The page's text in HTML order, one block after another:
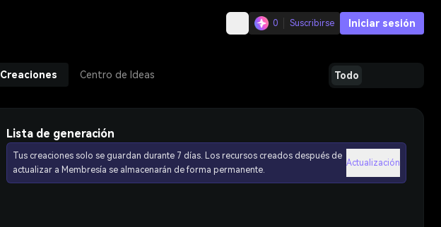
0 Suscribirse Iniciar sesión
Creaciones Centro de Ideas Todo
Lista de generación
Tus creaciones solo se guardan durante 7 días. Los recursos creados después de
actualizar a Membresía se almacenarán de forma permanente.
Actualización